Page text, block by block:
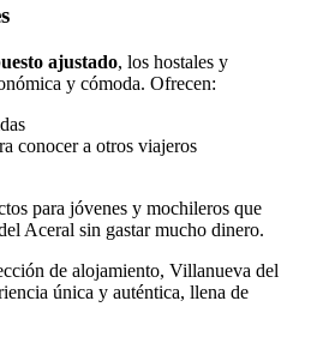
ajustado, los hostales y
y cómoda. Ofrecen:
conocer a otros viajeros
para jóvenes y mochileros que
Aceral sin gastar mucho dinero.
de alojamiento, Villanueva del
única y auténtica, llena de